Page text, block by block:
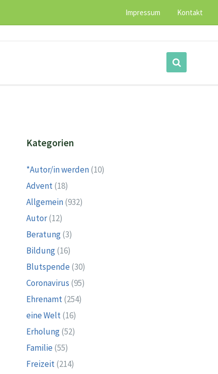
Impressum Kontakt
Kategorien
*Autor/in werden(10)
Advent(18)
Allgemein(932)
Autor(12)
Beratung(3)
Bildung(16)
Blutspende (30)
Coronavirus (95)
Ehrenamt(254)
eine Welt(16)
Erholung(52)
Familie (55)
Freizeit(214)